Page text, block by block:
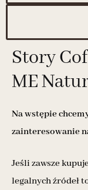
Story
ME
Na wstępie
zainteresowanie
Jeśli zawsze
legalnych źródeł